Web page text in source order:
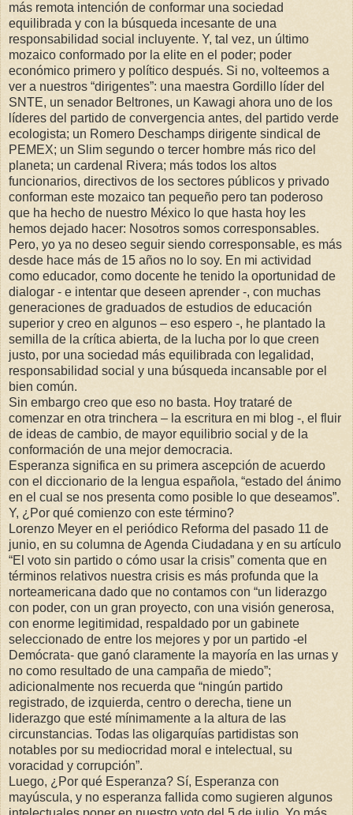
más remota intención de conformar una sociedad
equilibrada y con la búsqueda incesante de una
responsabilidad social incluyente. Y, tal vez, un último
mozaico conformado por la elite en el poder; poder
económico primero y político después. Si no, volteemos a
ver a nuestros “dirigentes”: una maestra Gordillo líder del
SNTE, un senador Beltrones, un Kawagi ahora uno de los
líderes del partido de convergencia antes, del partido verde
ecologista; un Romero Deschamps dirigente sindical de
PEMEX; un Slim segundo o tercer hombre más rico del
planeta; un cardenal Rivera; más todos los altos
funcionarios, directivos de los sectores públicos y privado
conforman este mozaico tan pequeño pero tan poderoso
que ha hecho de nuestro México lo que hasta hoy les
hemos dejado hacer: Nosotros somos corresponsables.
Pero, yo ya no deseo seguir siendo corresponsable, es más
desde hace más de 15 años no lo soy. En mi actividad
como educador, como docente he tenido la oportunidad de
dialogar - e intentar que deseen aprender -, con muchas
generaciones de graduados de estudios de educación
superior y creo en algunos – eso espero -, he plantado la
semilla de la crítica abierta, de la lucha por lo que creen
justo, por una sociedad más equilibrada con legalidad,
responsabilidad social y una búsqueda incansable por el
bien común.
Sin embargo creo que eso no basta. Hoy trataré de
comenzar en otra trinchera – la escritura en mi blog -, el fluir
de ideas de cambio, de mayor equilibrio social y de la
conformación de una mejor democracia.
Esperanza significa en su primera ascepción de acuerdo
con el diccionario de la lengua española, “estado del ánimo
en el cual se nos presenta como posible lo que deseamos”.
Y, ¿Por qué comienzo con este término?
Lorenzo Meyer en el periódico Reforma del pasado 11 de
junio, en su columna de Agenda Ciudadana y en su artículo
“El voto sin partido o cómo usar la crisis” comenta que en
términos relativos nuestra crisis es más profunda que la
norteamericana dado que no contamos con “un liderazgo
con poder, con un gran proyecto, con una visión generosa,
con enorme legitimidad, respaldado por un gabinete
seleccionado de entre los mejores y por un partido -el
Demócrata- que ganó claramente la mayoría en las urnas y
no como resultado de una campaña de miedo”;
adicionalmente nos recuerda que “ningún partido
registrado, de izquierda, centro o derecha, tiene un
liderazgo que esté mínimamente a la altura de las
circunstancias. Todas las oligarquías partidistas son
notables por su mediocridad moral e intelectual, su
voracidad y corrupción”.
Luego, ¿Por qué Esperanza? Sí, Esperanza con
mayúscula, y no esperanza fallida como sugieren algunos